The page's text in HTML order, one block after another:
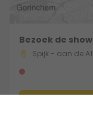
Bezoek de
Spijk - aan de